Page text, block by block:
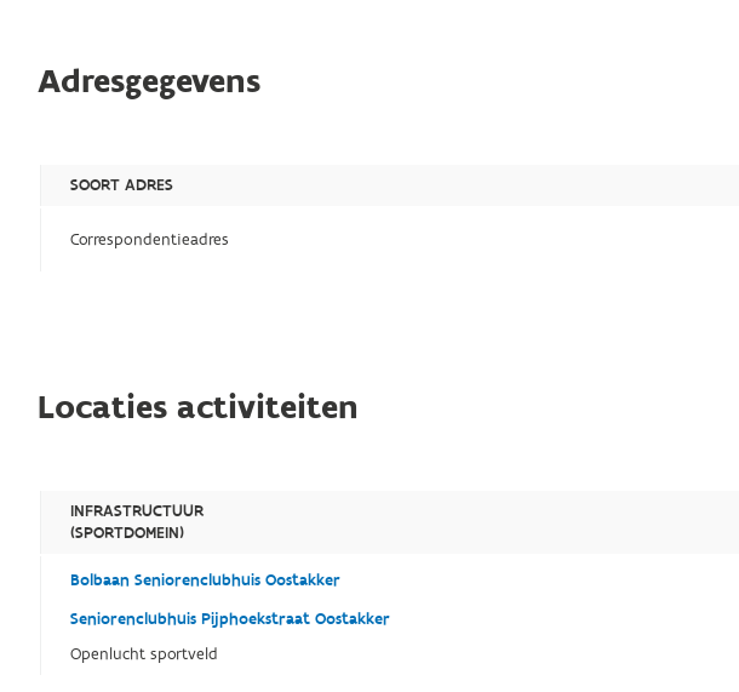
Adresgegevens
SOORT ADRES
Correspondentieadres
Locaties activiteiten
INFRASTRUCTUUR
(SPORTDOMEIN)
Bolbaan Seniorenclubhuis Oostakker
Seniorenclubhuis Pijphoekstraat Oostakker
Openlucht sportveld